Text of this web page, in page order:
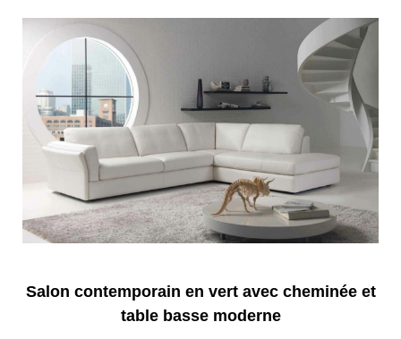
Salon contemporain en vert avec cheminée et
table basse moderne